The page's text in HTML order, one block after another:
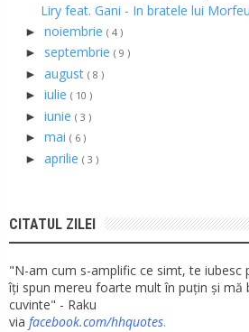
Liry feat. Gani - In bratele lui
► noiembrie ( 4 )
► septembrie ( 9 )
► august ( 8 )
► iulie ( 10 )
► iunie ( 3 )
► mai ( 6 )
► aprilie ( 3 )
CITATUL ZILEI
"N-am cum s-amplific ce simt, te iubesc
îți spun mereu foarte mult în puțin și mă
cuvinte" - Raku
via facebook.com/hhquotes.